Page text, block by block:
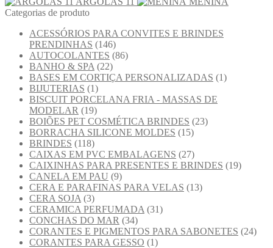
Categorias de produto
ACESSÓRIOS PARA CONVITES E BRINDES
PRENDINHAS (146)
AUTOCOLANTES (86)
BANHO & SPA (22)
BASES EM CORTIÇA PERSONALIZADAS (1)
BIJUTERIAS (1)
BISCUIT PORCELANA FRIA - MASSAS DE
MODELAR (19)
BOIÕES PET COSMÉTICA BRINDES (23)
BORRACHA SILICONE MOLDES (15)
BRINDES (118)
CAIXAS EM PVC EMBALAGENS (27)
CAIXINHAS PARA PRESENTES E BRINDES (19)
CANELA EM PAU (9)
CERA E PARAFINAS PARA VELAS (13)
CERA SOJA (3)
CERAMICA PERFUMADA (31)
CONCHAS DO MAR (34)
CORANTES E PIGMENTOS PARA SABONETES (24)
CORANTES PARA GESSO (1)